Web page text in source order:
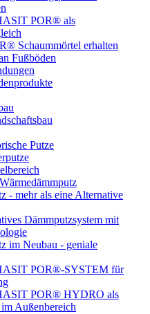
POR® als
Schaummörtel erhalten
Fußböden
Putze
- mehr als eine Alternative
Dämmputzsystem mit
im Neubau - geniale
POR®-SYSTEM für
POR® HYDRO als
Außenbereich